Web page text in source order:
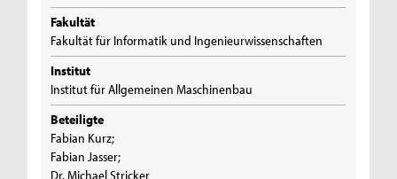
Fakultät
Fakultät für Informatik und Ingenieurwissenschaften
Institut
Institut für Allgemeinen Maschinenbau
Beteiligte
Fabian Kurz;
Fabian Jasser;
Dr. Michael Stricker